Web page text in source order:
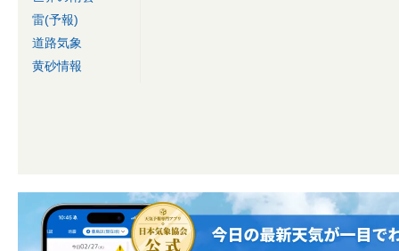
雷(予報)
道路気象
黄砂情報